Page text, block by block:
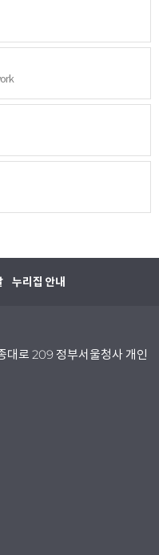
누리집 안내
대로 209 정부서울청사 개인